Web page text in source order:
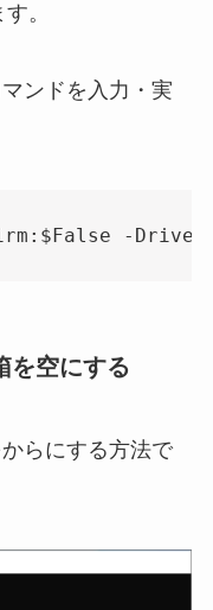
。
ンドを入力・実
-
を空にする
らにする方法で